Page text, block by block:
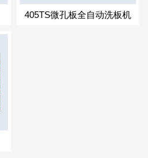
405TS微孔板全自动洗板机